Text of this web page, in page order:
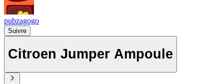
pubzagogo
Suivre
Citroen Jumper Ampoule